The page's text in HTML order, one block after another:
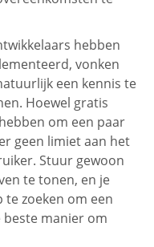
hebben
vonken
een kennis te
Hoewel gratis
om een paar
geen limiet aan het
Stuur gewoon
te tonen, en je
zoeken om een
beste manier om